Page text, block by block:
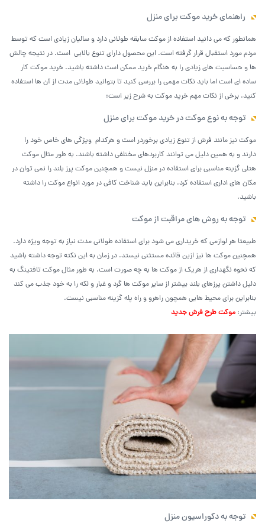
راهنمای خرید موکت برای منزل
همانطور که می دانید استفاده از موکت سابقه طولانی دارد و سالیان زیادی است که توسط
مردم مورد استقبال قرار گرفته است. این محصول دارای تنوع بالایی است. در نتیجه چالش
ها و حساسیت های زیادی را به هنگام خرید ممکن است داشته باشید. خرید موکت کار
ساده ای است اما باید نکات مهمی را بررسی کنید تا بتوانید طولانی مدت از آن ها استفاده
کنید. برخی از نکات مهم خرید موکت به شرح زیر است:
توجه به نوع موکت در خرید موکت برای منزل
موکت نیز مانند فرش از تنوع زیادی برخوردر است و هرکدام ویژگی های خاص خود را
دارند و به همین دلیل می توانند کاربردهای مختلفی داشته باشند. به طور مثال موکت
هتلی گزینه مناسبی برای استفاده در منزل نیست و همچنین موکت پرز بلند را نمی توان در
مکان های اداری استفاده کرد. بنابراین باید شناخت کافی در مورد انواع موکت را داشته
باشید.
توجه به روش های مراقبت از موکت
طبیعتا هر لوازمی که خریداری می شود برای استفاده طولانی مدت نیاز به توجه ویژه دارد.
همچنین موکت ها نیز ازین قائده مستثنی نیستد. در زمان به این نکته توجه داشته باشید
که نحوه نگهداری از هریک از موکت ها به چه صورت است. به طور مثال موکت تافتینگ به
دلیل داشتن پرزهای بلند بیشتر از سایر موکت ها گرد و غبار و لکه را به خود جذب می کند
بنابراین برای محیط هایی همچون راهرو و راه پله گزینه مناسبی نیست.
بیشتر: موکت طرح فرش جدید
توجه به دکوراسیون منزل